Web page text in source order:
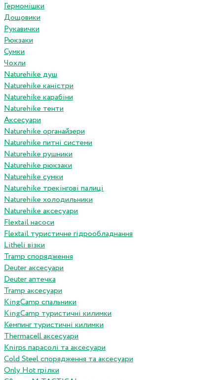
Гермомішки
Дощовики
Рукавички
Рюкзаки
Сумки
Чохли
Naturehike душ
Naturehike каністри
Naturehike карабіни
Naturehike тенти
Аксесуари
Naturehike органайзери
Naturehike питні системи
Naturehike рушники
Naturehike рюкзаки
Naturehike сумки
Naturehike трекінгові палиці
Naturehike холодильники
Naturehike аксесуари
Flextail насоси
Flextail туристичне гідрообладнання
Litheli візки
Tramp спорядження
Deuter аксесуари
Deuter аптечка
Tramp аксесуари
KingCamp спальники
KingCamp туристичні килимки
Кемпинг туристичні килимки
Thermacell аксесуари
Knirps парасолі та аксесуари
Cold Steel спорядження та аксесуари
Only Hot грілки